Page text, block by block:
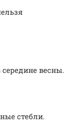
весны.
стебли.